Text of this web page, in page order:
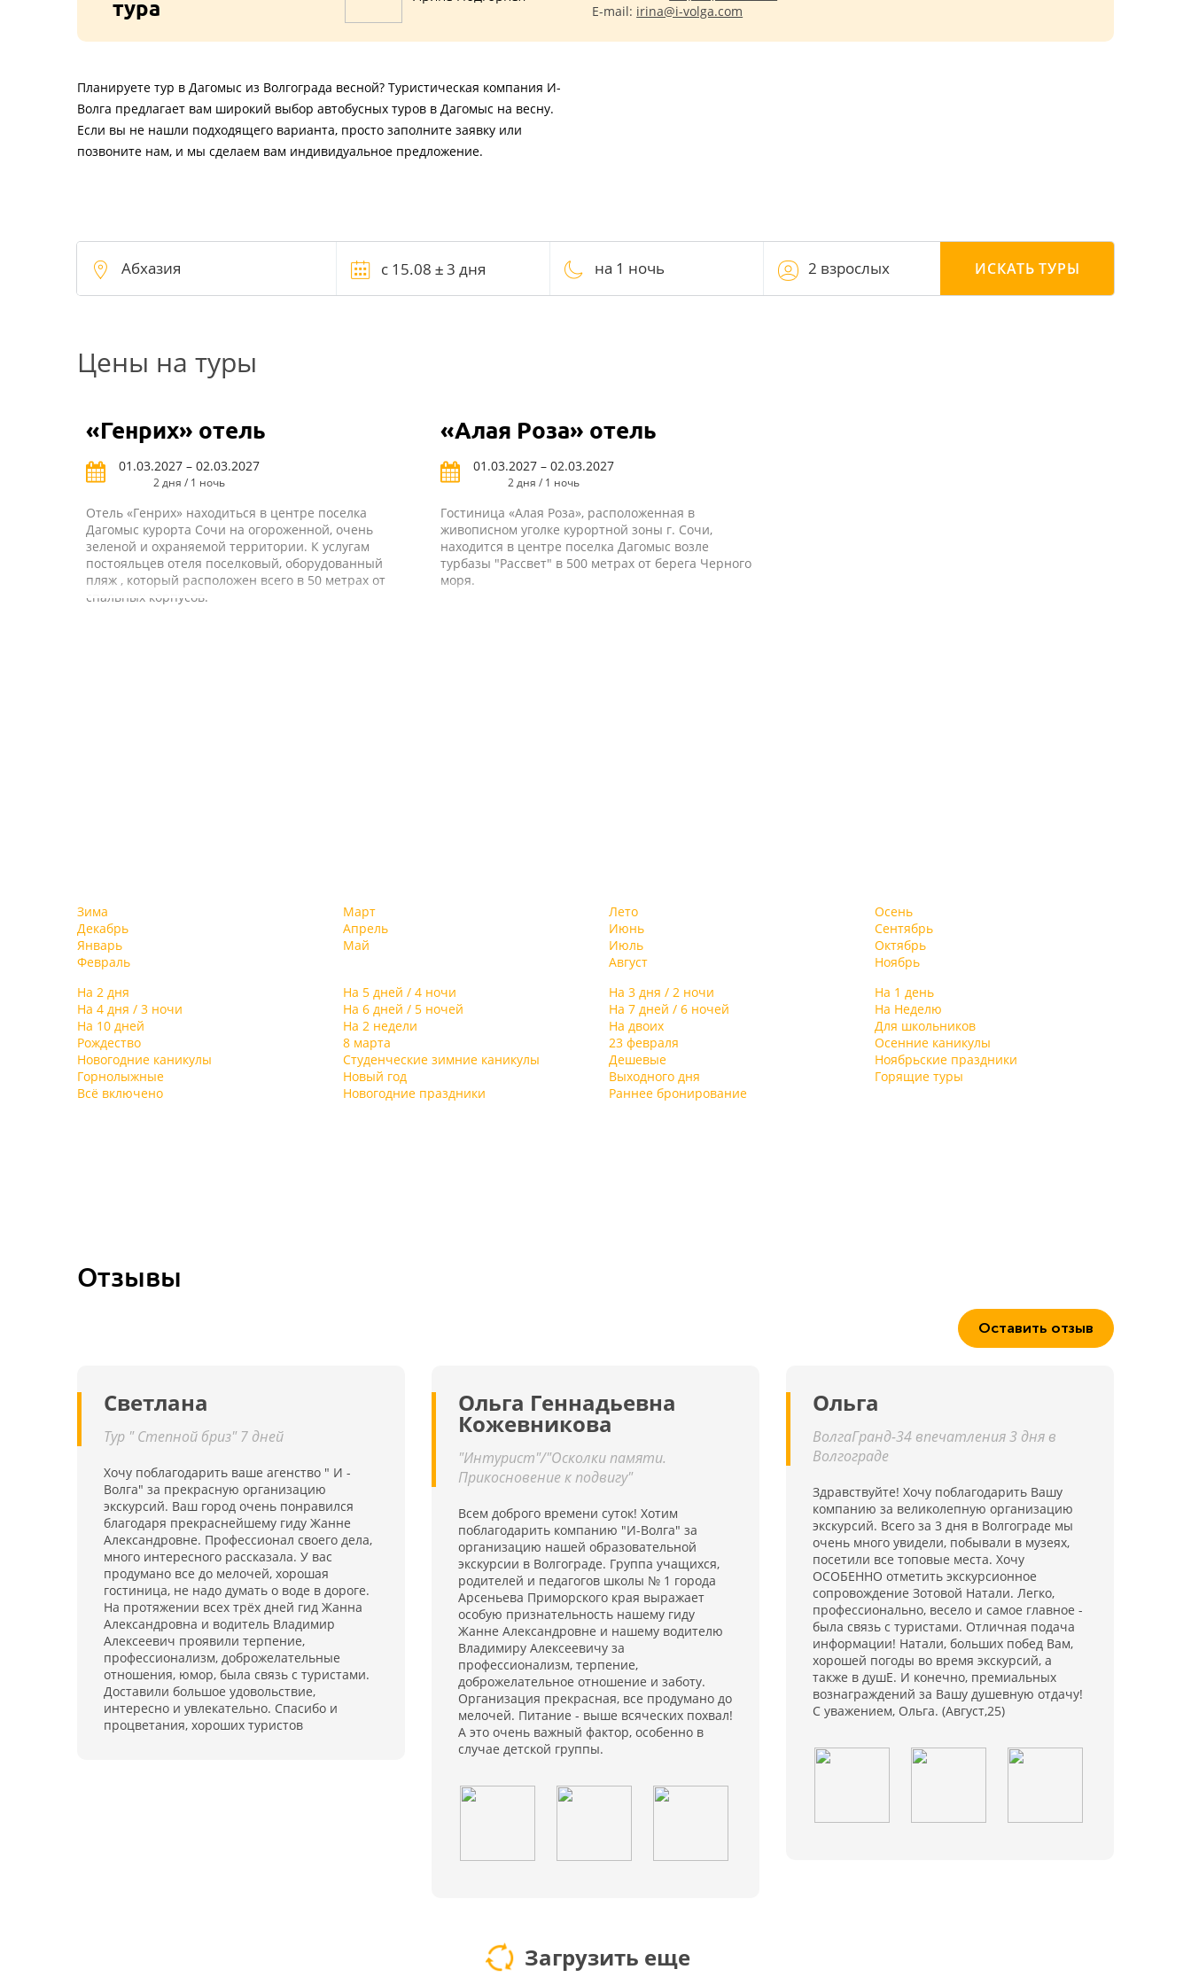
тура
E-mail: irina@i-volga.com
Планируете тур в Дагомыс из Волгограда весной? Туристическая компания И-
Волга предлагает вам широкий выбор автобусных туров в Дагомыс на весну.
Если вы не нашли подходящего варианта, просто заполните заявку или
позвоните нам, и мы сделаем вам индивидуальное предложение.
на 1 ночь 2 взрослых ИСКАТЬ ТУРЫ
Цены на туры
«Генрих» отель
01.03.2027 – 02.03.2027
2 дня / 1 ночь
Отель «Генрих» находиться в центре поселка
Дагомыс курорта Сочи на огороженной, очень
зеленой и охраняемой территории. К услугам
постояльцев отеля поселковый, оборудованный
пляж , который расположен всего в 50 метрах от
спальных корпусов.
«Алая Роза» отель
01.03.2027 – 02.03.2027
2 дня / 1 ночь
Гостиница «Алая Роза», расположенная в
живописном уголке курортной зоны г. Сочи,
находится в центре поселка Дагомыс возле
турбазы "Рассвет" в 500 метрах от берега Черного
моря.
Зима
Декабрь
Январь
Февраль
Март
Апрель
Май
Лето
Июнь
Июль
Август
Осень
Сентябрь
Октябрь
Ноябрь
На 2 дня
На 5 дней / 4 ночи На 3 дня / 2 ночи
На 1 день
На 4 дня / 3 ночи
На 6 дней / 5 ночей На 7 дней / 6 ночей
На Неделю
На 10 дней
На 2 недели На двоих
Для школьников
Рождество
8 марта 23 февраля
Осенние каникулы
Новогодние каникулы
Студенческие зимние каникулы Дешевые
Ноябрьские праздники
Горнолыжные
Новый год Выходного дня
Горящие туры
Всё включено
Новогодние праздники Раннее бронирование
Отзывы
Оставить отзыв
Светлана
Тур " Степной бриз" 7 дней
Хочу поблагодарить ваше агенство " И -
Волга" за прекрасную организацию
экскурсий. Ваш город очень понравился
благодаря прекраснейшему гиду Жанне
Александровне. Профессионал своего дела,
много интересного рассказала. У вас
продумано все до мелочей, хорошая
гостиница, не надо думать о воде в дороге.
На протяжении всех трёх дней гид Жанна
Александровна и водитель Владимир
Алексеевич проявили терпение,
профессионализм, доброжелательные
отношения, юмор, была связь с туристами.
Доставили большое удовольствие,
интересно и увлекательно. Спасибо и
процветания, хороших туристов
Ольга Геннадьевна
Кожевникова
"Интурист"/"Осколки памяти.
Прикосновение к подвигу"
Всем доброго времени суток! Хотим
поблагодарить компанию "И-Волга" за
организацию нашей образовательной
экскурсии в Волгограде. Группа учащихся,
родителей и педагогов школы № 1 города
Арсеньева Приморского края выражает
особую признательность нашему гиду
Жанне Александровне и нашему водителю
Владимиру Алексеевичу за
профессионализм, терпение,
доброжелательное отношение и заботу.
Организация прекрасная, все продумано до
мелочей. Питание - выше всяческих похвал!
А это очень важный фактор, особенно в
случае детской группы.
Ольга
ВолгаГранд-34 впечатления 3 дня в
Волгограде
Здравствуйте! Хочу поблагодарить Вашу
компанию за великолепную организацию
экскурсий. Всего за 3 дня в Волгограде мы
очень много увидели, побывали в музеях,
посетили все топовые места. Хочу
ОСОБЕННО отметить экскурсионное
сопровождение Зотовой Натали. Легко,
профессионально, весело и самое главное -
была связь с туристами. Отличная подача
информации! Натали, больших побед Вам,
хорошей погоды во время экскурсий, а
также в душЕ. И конечно, премиальных
вознаграждений за Вашу душевную отдачу!
С уважением, Ольга. (Август,25)
Загрузить еще